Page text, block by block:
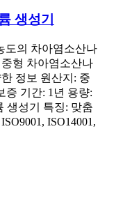
생성기
도의 차아염소산나
형 차아염소산나
정보 원산지: 중
증 기간: 1년 용량:
생성기 특징: 맞춤
ISO14001,